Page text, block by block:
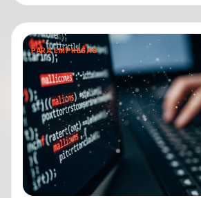
PARA EMPRESAS